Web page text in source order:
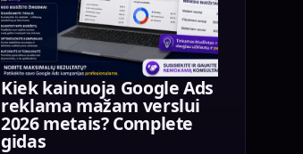
Kiek kainuoja Google Ads
reklama mažam verslui
2026 metais? Complete
gidas